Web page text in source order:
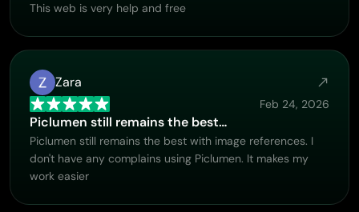
This web is very help and free
Zara
Feb 24, 2026
Piclumen still remains the best…
Piclumen still remains the best with image references. I
don't have any complains using Piclumen. It makes my
work easier